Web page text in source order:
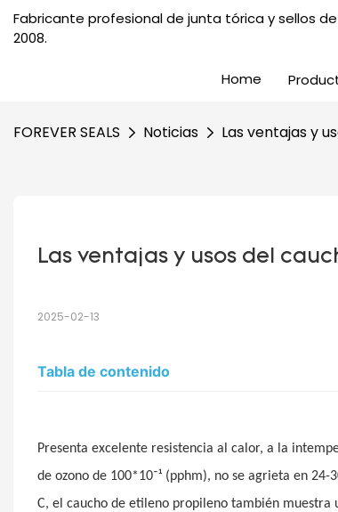
Fabricante profesional de junta tórica y sellos
2008.
Home
FOREVER SEALS Noticias Las ventajas y
Las ventajas y usos del
2025-02-13
Tabla de contenido
Presenta excelente resistencia al calor, a la
de ozono de 100*10⁻¹ (pphm), no se agrieta en
C, el caucho de etileno propileno también